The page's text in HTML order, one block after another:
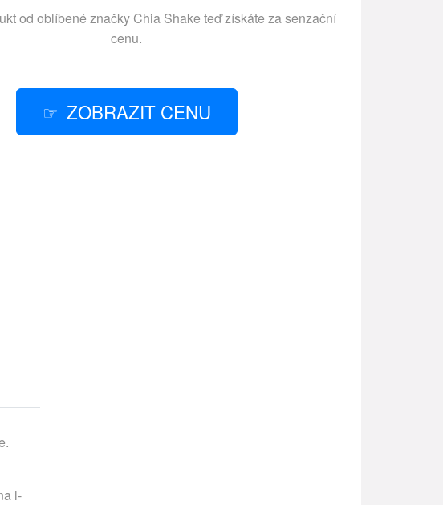
od oblíbené značky Chia Shake teď získáte za senzační
cenu.
ZOBRAZIT CENU
l-